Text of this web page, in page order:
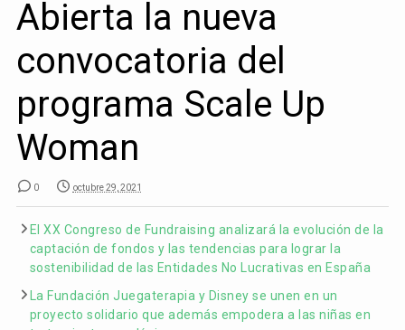
Abierta la nueva
convocatoria del
programa Scale Up
Woman
0 octubre 29, 2021
El XX Congreso de Fundraising analizará la evolución de la
captación de fondos y las tendencias para lograr la
sostenibilidad de las Entidades No Lucrativas en España
La Fundación Juegaterapia y Disney se unen en un
proyecto solidario que además empodera a las niñas en